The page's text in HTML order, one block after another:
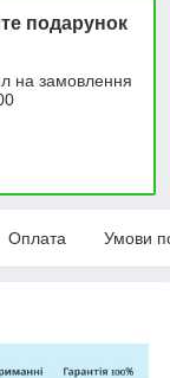
подарунок
на замовлення
Оплата Умови